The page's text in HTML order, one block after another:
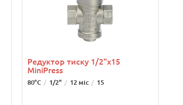
Редуктор тиску 1/2"х15
MiniPress
80°C 1/2" 12 міс 15